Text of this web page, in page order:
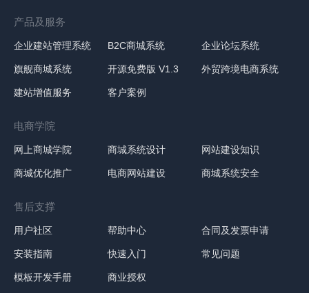
产品及服务
企业建站管理系统 B2C商城系统 企业论坛系统
旗舰商城系统 开源免费版 V1.3 外贸跨境电商系统
建站增值服务 客户案例
电商学院
网上商城学院 商城系统设计 网站建设知识
商城优化推广 电商网站建设 商城系统安全
售后支撑
用户社区 帮助中心 合同及发票申请
安装指南 快速入门 常见问题
模板开发手册 商业授权